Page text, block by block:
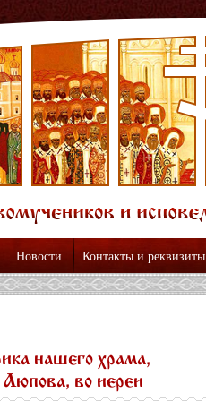
Новости Контакты и реквизиты
нашего храма,
во иереи